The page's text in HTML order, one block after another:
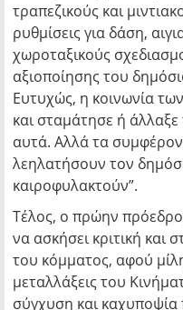
τραπεζικούς και
ρυθμίσεις για δάση,
χωροταξικούς
αξιοποίησης του
Ευτυχώς, η κοινωνία
και σταμάτησε ή
αυτά. Αλλά τα
λεηλατήσουν τον
καιροφυλακτούν”.
Τέλος, ο πρώην
να ασκήσει κριτική και
του κόμματος, αφού
μεταλλάξεις του
σύγχυση και καχυποψία